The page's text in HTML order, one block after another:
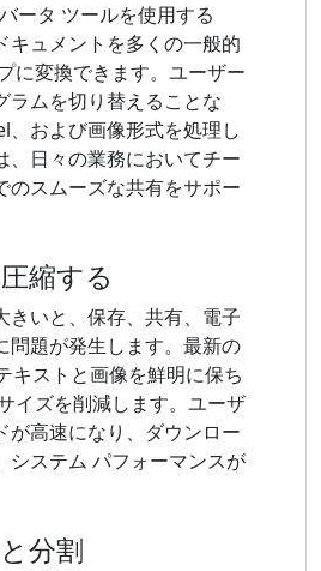
ータ ツールを使用する
キュメントを多くの一般的
に変換できます。ユーザー
ラムを切り替えることな
、および画像形式を処理し
、日々の業務においてチー
のスムーズな共有をサポー
縮する
きいと、保存、共有、電子
問題が発生します。最新の
キストと画像を鮮明に保ち
イズを削減します。ユーザ
が高速になり、ダウンロー
システム パフォーマンスが
分割